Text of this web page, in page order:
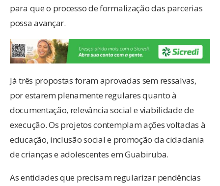
para que o processo de formalização das parcerias
possa avançar.
Já três propostas foram aprovadas sem ressalvas,
por estarem plenamente regulares quanto à
documentação, relevância social e viabilidade de
execução. Os projetos contemplam ações voltadas à
educação, inclusão social e promoção da cidadania
de crianças e adolescentes em Guabiruba.
As entidades que precisam regularizar pendências